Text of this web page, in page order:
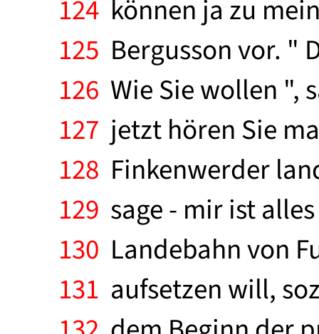
124 können ja zu
125 Bergusson vor. "
126 Wie Sie wollen ",
127 jetzt hören Sie
128 Finkenwerder
129 sage - mir ist
130 Landebahn von
131 aufsetzen will,